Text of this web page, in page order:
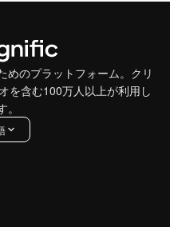
めのプラットフォーム。クリ
を含む100万人以上が利用し